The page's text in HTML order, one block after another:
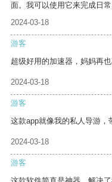
面。我可以使用它来完成日
2024-03-18
游客
超级好用的加速器，妈妈再
2024-03-18
游客
这款app就像我的私人导游，
2024-03-18
游客